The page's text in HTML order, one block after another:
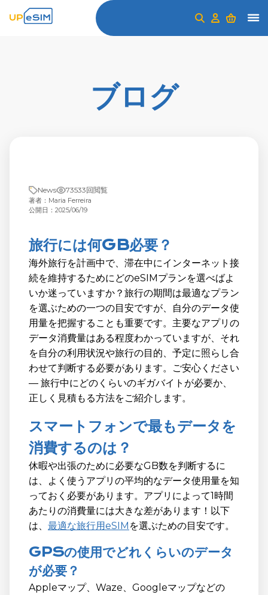
ブログ
News 73533回閲覧
著者：Maria Ferreira
公開日：2025/06/19
旅行には何GB必要？
海外旅行を計画中で、滞在中にインターネット接
続を維持するためにどのeSIMプランを選べばよ
いか迷っていますか？旅行の期間は最適なプラン
を選ぶための一つの目安ですが、自分のデータ使
用量を把握することも重要です。主要なアプリの
データ消費量はある程度わかっていますが、それ
を自分の利用状況や旅行の目的、予定に照らし合
わせて判断する必要があります。ご安心ください
— 旅行中にどのくらいのギガバイトが必要か、
正しく見積もる方法をご紹介します。
スマートフォンで最もデータを
消費するのは？
休暇や出張のために必要なGB数を判断するに
は、よく使うアプリの平均的なデータ使用量を知
っておく必要があります。アプリによって1時間
あたりの消費量には大きな差があります！以下
は、 最適な旅行用eSIM を選ぶための目安です。
GPSの使用でどれくらいのデータ
が必要？
Appleマップ、Waze、Googleマップなどの